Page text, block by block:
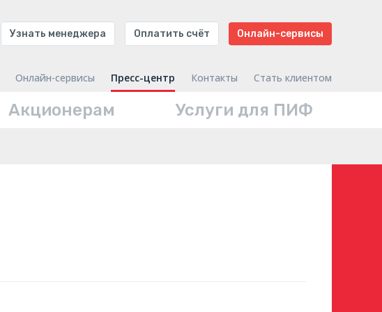
Узнать менеджера Оплатить счёт Онлайн-сервисы
Онлайн-сервисы Пресс-центр Контакты Стать клиентом
Акционерам Услуги для ПИФ